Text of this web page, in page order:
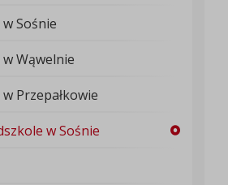
Sośnie
Wąwelnie
Przepałkowie
w Sośnie